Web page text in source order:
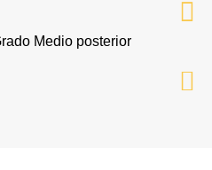
Medio posterior